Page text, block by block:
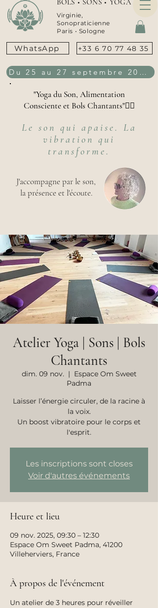
BOLS • SONS • YOGA
Virginie,
Sonopraticienne
Paris • Sologne
WhatsApp +33 6 70 77 48 35
Du 25 au 27 septembre 2026
"Yoga du Son, Alimentation
Consciente et Bols Chantants"👇🏻
Le son qui apaise. La
vibration qui
transforme.
J'accompagne par le son,
la présence et l'écoute.
Atelier Yoga | Sons | Bols
Chantants
dim. 09 nov.
  |
Espace Om Sweet
Padma
Laisser l’énergie circuler, de la racine à
la voix.
Un boost vibratoire pour le corps et
l'esprit.
Les inscriptions sont closes
Voir d'autres événements
Heure et lieu
09 nov. 2025, 09:30 – 12:30
Espace Om Sweet Padma, 41200
Villeherviers, France
À propos de l'événement
Un atelier de 3 heures pour réveiller